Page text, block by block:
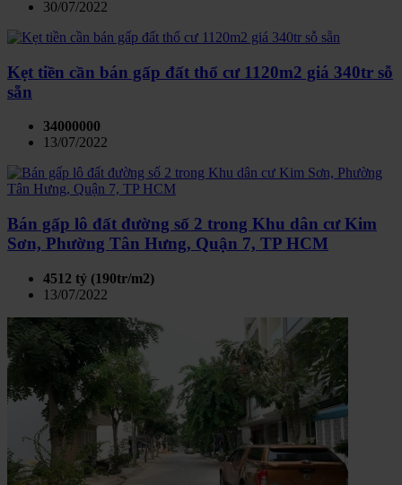
30/07/2022
Kẹt tiền cần bán gấp đất thổ cư 1120m2 giá 340tr sỗ
sẵn
34000000
13/07/2022
Bán gấp lô đất đường số 2 trong Khu dân cư Kim
Sơn, Phường Tân Hưng, Quận 7, TP HCM
4512 tỷ (190tr/m2)
13/07/2022